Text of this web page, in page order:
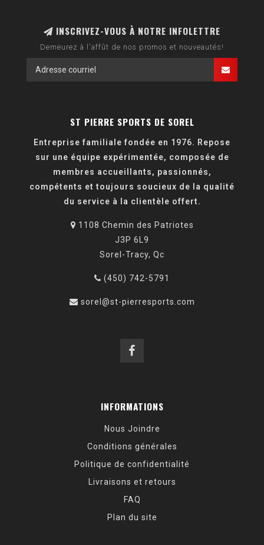
INSCRIVEZ-VOUS À NOTRE INFOLETTRE
Demeurez à l'affût de nos promos et nouveautés!
ST PIERRE SPORTS DE SOREL
Entreprise familiale fondée en 1976. Repose
sur une équipe expérimentée, composée de
membres accueillants, passionnés,
compétents et toujours soucieux de la qualité
du service à la clientèle offert.
1108 Chemin des Patriotes
J3P 6L9
Sorel-Tracy, Qc
(450) 742-5791
sorel@st-pierresports.com
INFORMATIONS
Nous Joindre
Conditions générales
Politique de confidentialité
Livraisons et retours
FAQ
Plan du site